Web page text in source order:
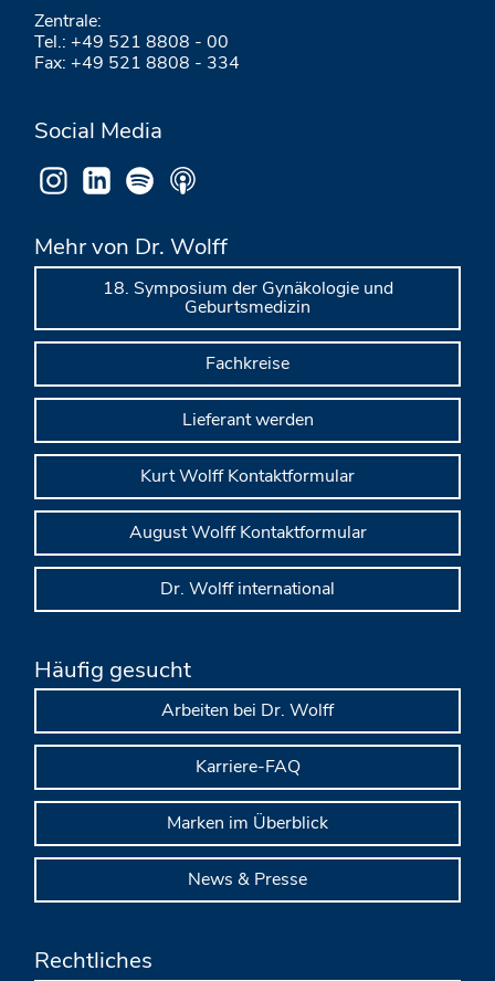
Zentrale:
Tel.: +49 521 8808 - 00
Fax: +49 521 8808 - 334
Social Media
Mehr von Dr. Wolff
18. Symposium der Gynäkologie und
Geburtsmedizin
Fachkreise
Lieferant werden
Kurt Wolff Kontaktformular
August Wolff Kontaktformular
Dr. Wolff international
Häufig gesucht
Arbeiten bei Dr. Wolff
Karriere-FAQ
Marken im Überblick
News & Presse
Rechtliches